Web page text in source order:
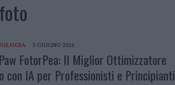
3 GIUGNO 2026
FotorPea: Il Miglior Ottimizzatore
con IA per Professionisti e Principianti